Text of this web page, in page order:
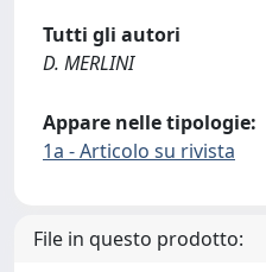
Tutti gli autori
D. MERLINI
Appare nelle tipologie:
1a - Articolo su rivista
File in questo prodotto: